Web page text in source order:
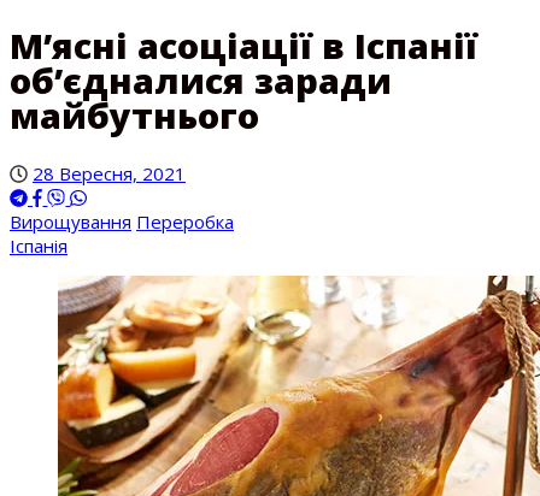
М’ясні асоціації в Іспанії
об’єдналися заради
майбутнього
28 Вересня, 2021
Вирощування Переробка
Іспанія